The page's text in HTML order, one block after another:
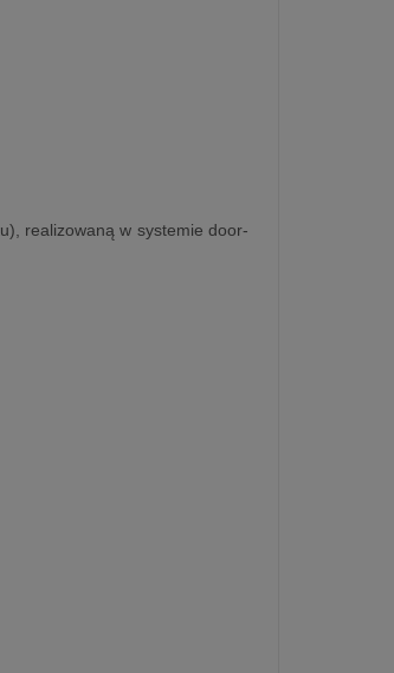
realizowaną w systemie door-